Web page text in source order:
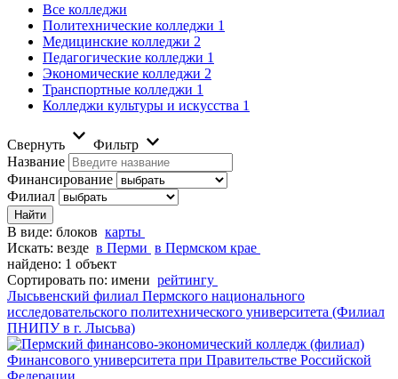
Все колледжи
Политехнические колледжи 1
Медицинские колледжи 2
Педагогические колледжи 1
Экономические колледжи 2
Транспортные колледжи 1
Колледжи культуры и искусства 1
Свернуть
Фильтр
Название
Финансирование
Филиал
В виде: блоков карты
Искать: везде в Перми в Пермском крае
найдено: 1 объект
Сортировать по: имени рейтингу
Лысьвенский филиал Пермского национального
исследовательского политехнического университета (Филиал
ПНИПУ в г. Лысьва)